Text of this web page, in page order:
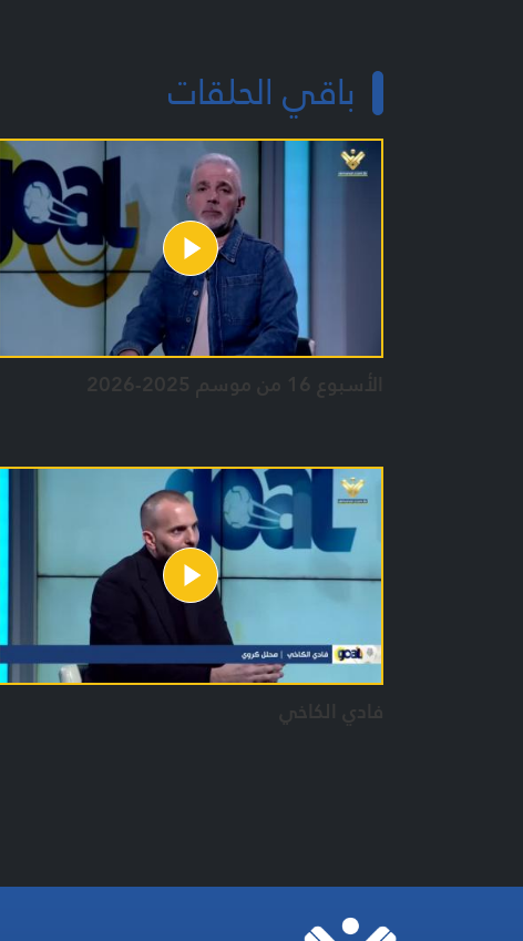
باقي الحلقات
الأسبوع 16 من موسم 2025-2026
فادي الكاخي